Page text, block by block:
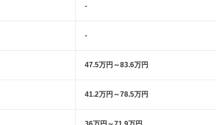
-
-
47.5万円～83.6万円
41.2万円～78.5万円